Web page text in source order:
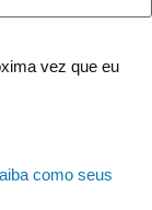
vez que eu
como seus